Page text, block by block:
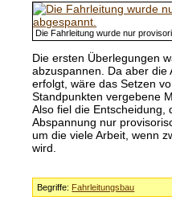
Die Fahrleitung wurde nur
Die ersten Überlegungen
abzuspannen. Da aber
erfolgt, wäre das Setzen
Standpunkten vergebene
Also fiel die Entscheidung,
Abspannung nur
um die viele Arbeit, wenn
wird.
Begriffe: Fahrleitungsbau